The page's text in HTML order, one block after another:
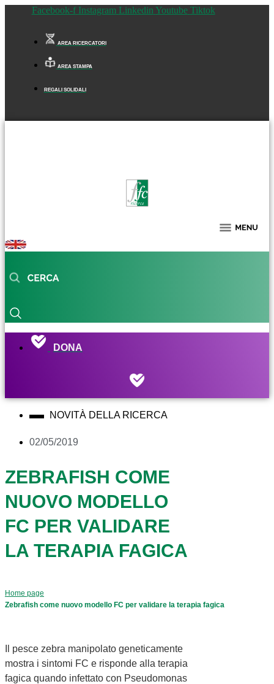
Facebook-f Instagram Linkedin Youtube Tiktok
AREA RICERCATORI
AREA STAMPA
REGALI SOLIDALI
DONA
NOVITÀ DELLA RICERCA
02/05/2019
ZEBRAFISH COME
NUOVO MODELLO
FC PER VALIDARE
LA TERAPIA FAGICA
Home page
Zebrafish come nuovo modello FC per validare la terapia fagica
Il pesce zebra manipolato geneticamente
mostra i sintomi FC e risponde alla terapia
fagica quando infettato con Pseudomonas